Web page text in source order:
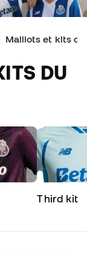
Maillots et kits du
Third kit